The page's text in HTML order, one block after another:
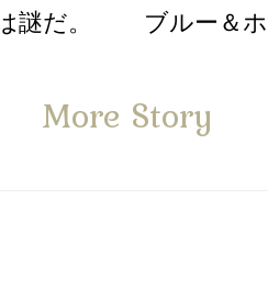
謎だ。 ブルー＆
More Story